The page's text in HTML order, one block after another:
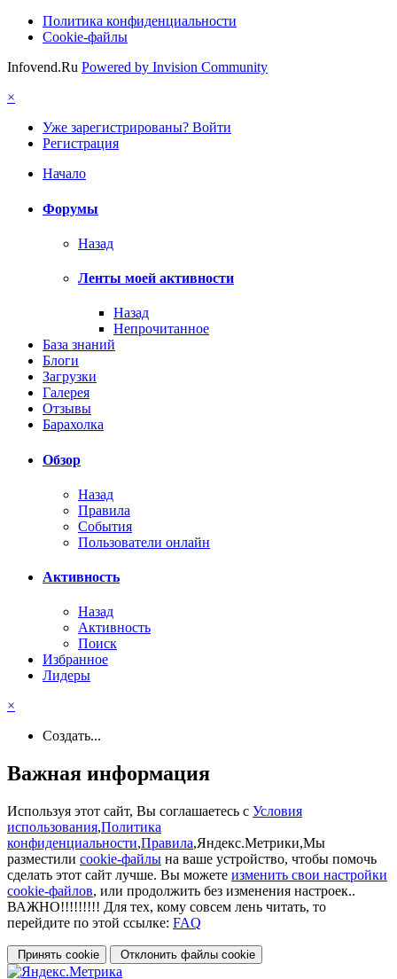
Политика конфиденциальности
Cookie-файлы
Infovend.Ru Powered by Invision Community
×
Уже зарегистрированы? Войти
Регистрация
Начало
Форумы
Назад
Ленты моей активности
Назад
Непрочитанное
База знаний
Блоги
Загрузки
Галерея
Отзывы
Барахолка
Обзор
Назад
Правила
События
Пользователи онлайн
Активность
Назад
Активность
Поиск
Избранное
Лидеры
×
Создать...
Важная информация
Используя этот сайт, Вы соглашаетесь с Условия
использования,Политика
конфиденциальности,Правила,Яндекс.Метрики,Мы
разместили cookie-файлы на ваше устройство, чтобы помочь
сделать этот сайт лучше. Вы можете изменить свои настройки
cookie-файлов, или продолжить без изменения настроек..
ВАЖНО!!!!!!!!! Для тех, кому совсем лень читать, то
перейдите по этой ссылке: FAQ
Принять cookie Отклонить файлы сookie